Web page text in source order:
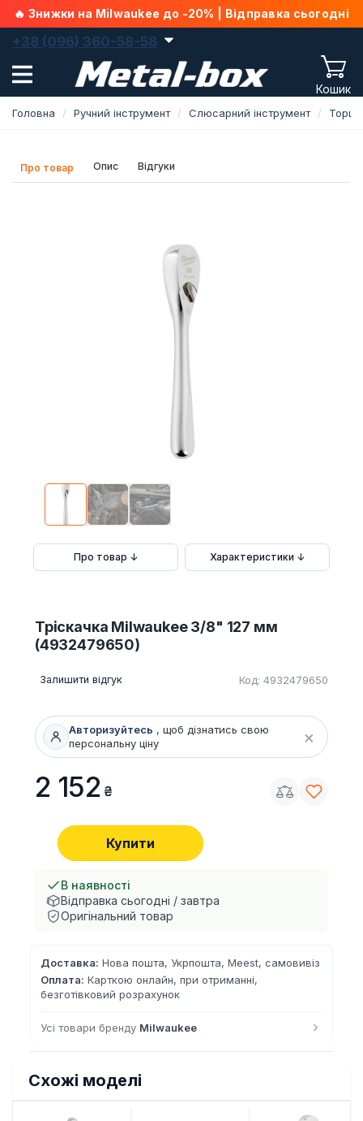
🔥 Знижки на Milwaukee до -20% | Відправка сьогодні
+38 (096) 360-58-58
Кошик
Головна Ручний інструмент Слюсарний інструмент
Про товар Опис Відгуки
Про товар ↓ Характеристики ↓
Тріскачка Milwaukee 3/8" 127 мм
(4932479650)
Залишити відгук Код: 4932479650
Авторизуйтесь , щоб дізнатись свою
персональну ціну
×
2 152
Купити
В наявності
Відправка сьогодні / завтра
Оригінальний товар
Доставка: Нова пошта, Укрпошта, Meest, самовивіз
Оплата: Карткою онлайн, при отриманні,
безготівковий розрахунок
Усі товари бренду Milwaukee ›
Схожі моделі